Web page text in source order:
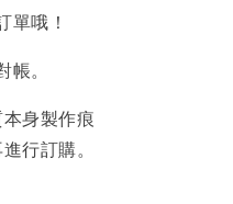
單哦！
。
身製作痕
行訂購。